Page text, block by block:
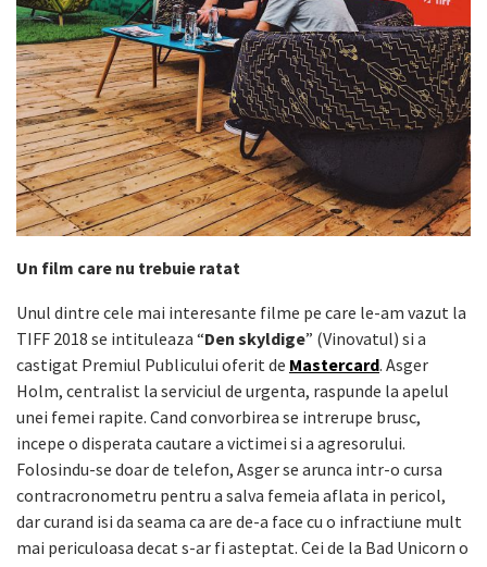
Un film care nu trebuie ratat
Unul dintre cele mai interesante filme pe care le-am vazut la
TIFF 2018 se intituleaza “Den skyldige” (Vinovatul) si a
castigat Premiul Publicului oferit de Mastercard. Asger
Holm, centralist la serviciul de urgenta, raspunde la apelul
unei femei rapite. Cand convorbirea se intrerupe brusc,
incepe o disperata cautare a victimei si a agresorului.
Folosindu-se doar de telefon, Asger se arunca intr-o cursa
contracronometru pentru a salva femeia aflata in pericol,
dar curand isi da seama ca are de-a face cu o infractiune mult
mai periculoasa decat s-ar fi asteptat. Cei de la Bad Unicorn o